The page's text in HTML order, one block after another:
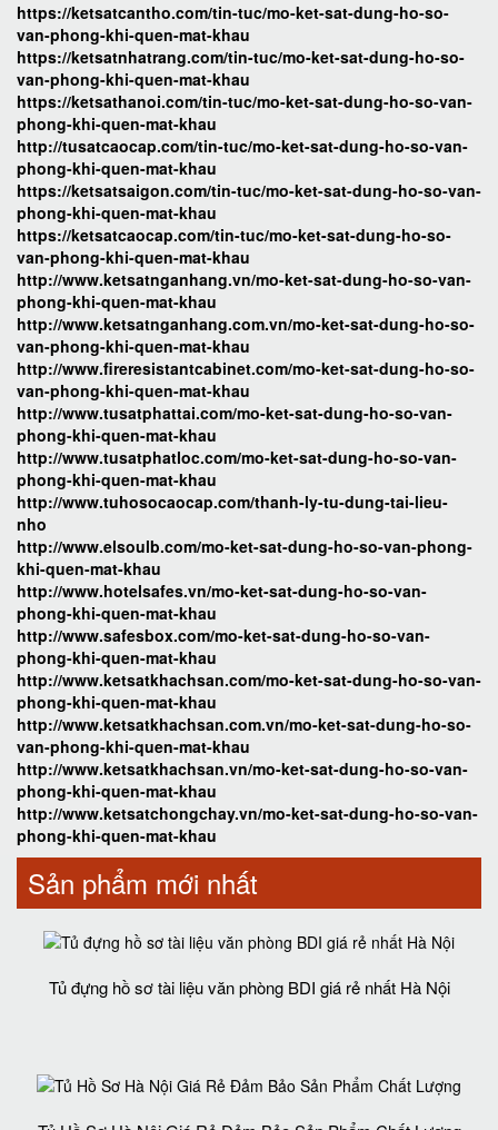
https://ketsatcantho.com/tin-tuc/mo-ket-sat-dung-ho-so-
van-phong-khi-quen-mat-khau
https://ketsatnhatrang.com/tin-tuc/mo-ket-sat-dung-ho-so-
van-phong-khi-quen-mat-khau
https://ketsathanoi.com/tin-tuc/mo-ket-sat-dung-ho-so-van-
phong-khi-quen-mat-khau
http://tusatcaocap.com/tin-tuc/mo-ket-sat-dung-ho-so-van-
phong-khi-quen-mat-khau
https://ketsatsaigon.com/tin-tuc/mo-ket-sat-dung-ho-so-van-
phong-khi-quen-mat-khau
https://ketsatcaocap.com/tin-tuc/mo-ket-sat-dung-ho-so-
van-phong-khi-quen-mat-khau
http://www.ketsatnganhang.vn/mo-ket-sat-dung-ho-so-van-
phong-khi-quen-mat-khau
http://www.ketsatnganhang.com.vn/mo-ket-sat-dung-ho-so-
van-phong-khi-quen-mat-khau
http://www.fireresistantcabinet.com/mo-ket-sat-dung-ho-so-
van-phong-khi-quen-mat-khau
http://www.tusatphattai.com/mo-ket-sat-dung-ho-so-van-
phong-khi-quen-mat-khau
http://www.tusatphatloc.com/mo-ket-sat-dung-ho-so-van-
phong-khi-quen-mat-khau
http://www.tuhosocaocap.com/thanh-ly-tu-dung-tai-lieu-
nho
http://www.elsoulb.com/mo-ket-sat-dung-ho-so-van-phong-
khi-quen-mat-khau
http://www.hotelsafes.vn/mo-ket-sat-dung-ho-so-van-
phong-khi-quen-mat-khau
http://www.safesbox.com/mo-ket-sat-dung-ho-so-van-
phong-khi-quen-mat-khau
http://www.ketsatkhachsan.com/mo-ket-sat-dung-ho-so-van-
phong-khi-quen-mat-khau
http://www.ketsatkhachsan.com.vn/mo-ket-sat-dung-ho-so-
van-phong-khi-quen-mat-khau
http://www.ketsatkhachsan.vn/mo-ket-sat-dung-ho-so-van-
phong-khi-quen-mat-khau
http://www.ketsatchongchay.vn/mo-ket-sat-dung-ho-so-van-
phong-khi-quen-mat-khau
Sản phẩm mới nhất
Tủ đựng hồ sơ tài liệu văn phòng BDI giá rẻ nhất Hà Nội